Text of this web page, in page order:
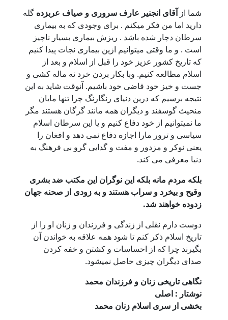
شما از آقای انجنیر عارف سروری و صیاف عربزده گله
دارید اما من فکر میکنم . برای وجودی که به بیماری
سرطان دچار شده باشد . ریزش بیماری بسیار ناچیز
است . و ما وقتی میتوانیم ازین بیماری نجات پیدا کنیم
که تاریخ کشور عزیز خود را قبل از اسلام و بعد از
اسلام مطالعه کنیم. وبا بکار بردن خرد نه ماله کشی و
جست و خیز خود قاضی خود باشیم. آنوقت شاید به این
نتیجه برسیم که درین دنیای رنگارنگ چرا تنها مایان
منحیث گوسفند و دیگران همه مانند گرگان هستند مگر
ما نمیتوانیم از خود دفاع کنیم و یا این سرطان اسلام
سیاسی و ترور مارا اجازه دفاع نمی دهد و افغان را
یعنی نوکر و مزدور و مفت و گدایی گرو بی فرهنگ به
دنیا معرفی می کند.
بلکه مردم مانه بلکه این نوگران این مکتب ضد بشری
وقیح و بیخرد و سراب هستند و به زودی از صحنه جهان
زدوده خواهند شد.
دوست دارم نقلی از زندگی و فرزندان و زنان او را از
تاریخ اسلام ذکر کنم تا شود همه علاقه به خواندن آن
بگیرند چرا که از احساسات و کشتن و خفه کردن
صدای دیگران چیزی حاصل نمیشود.
نگاهی تاریخی زنان و فرزندان محمد
نوشتار : اصلی
بخشی از سری اسلام زنان محمد